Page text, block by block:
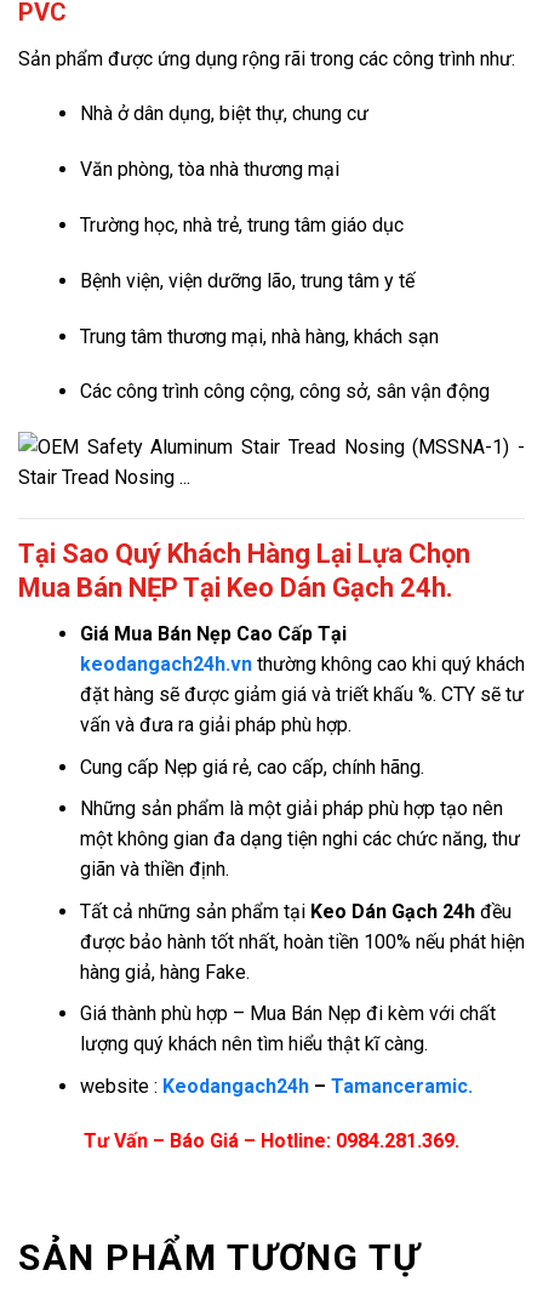
PVC
Sản phẩm được ứng dụng rộng rãi trong các công trình như:
Nhà ở dân dụng, biệt thự, chung cư
Văn phòng, tòa nhà thương mại
Trường học, nhà trẻ, trung tâm giáo dục
Bệnh viện, viện dưỡng lão, trung tâm y tế
Trung tâm thương mại, nhà hàng, khách sạn
Các công trình công cộng, công sở, sân vận động
Tại Sao Quý Khách Hàng Lại Lựa Chọn
Mua Bán NẸP Tại Keo Dán Gạch 24h.
GiáMua Bán Nẹp Cao Cấp Tại
keodangach24h.vn thường không cao khi quý khách
đặt hàng sẽ được giảm giá và triết khấu %. CTY sẽ tư
vấn và đưa ra giải pháp phù hợp.
Cung cấp Nẹp giá rẻ, cao cấp, chính hãng.
Những sản phẩm là một giải pháp phù hợp tạo nên
một không gian đa dạng tiện nghi các chức năng, thư
giãn và thiền định.
Tất cả những sản phẩm tại Keo Dán Gạch 24hđều
được bảo hành tốt nhất, hoàn tiền 100% nếu phát hiện
hàng giả, hàng Fake.
Giá thành phù hợp – Mua Bán Nẹp đi kèm với chất
lượng quý khách nên tìm hiểu thật kĩ càng.
website : Keodangach24h– Tamanceramic.
Tư Vấn – Báo Giá – Hotline: 0984.281.369.
SẢN PHẨM TƯƠNG TỰ